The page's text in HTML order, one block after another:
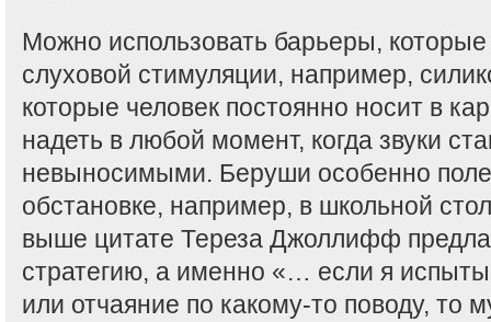
Можно использовать барьеры,
слуховой стимуляции, например,
которые человек постоянно носит в
надеть в любой момент, когда звуки
невыносимыми. Беруши особенно
обстановке, например, в школьной
выше цитате Тереза Джоллифф
стратегию, а именно «… если я
или отчаяние по какому-то поводу, то